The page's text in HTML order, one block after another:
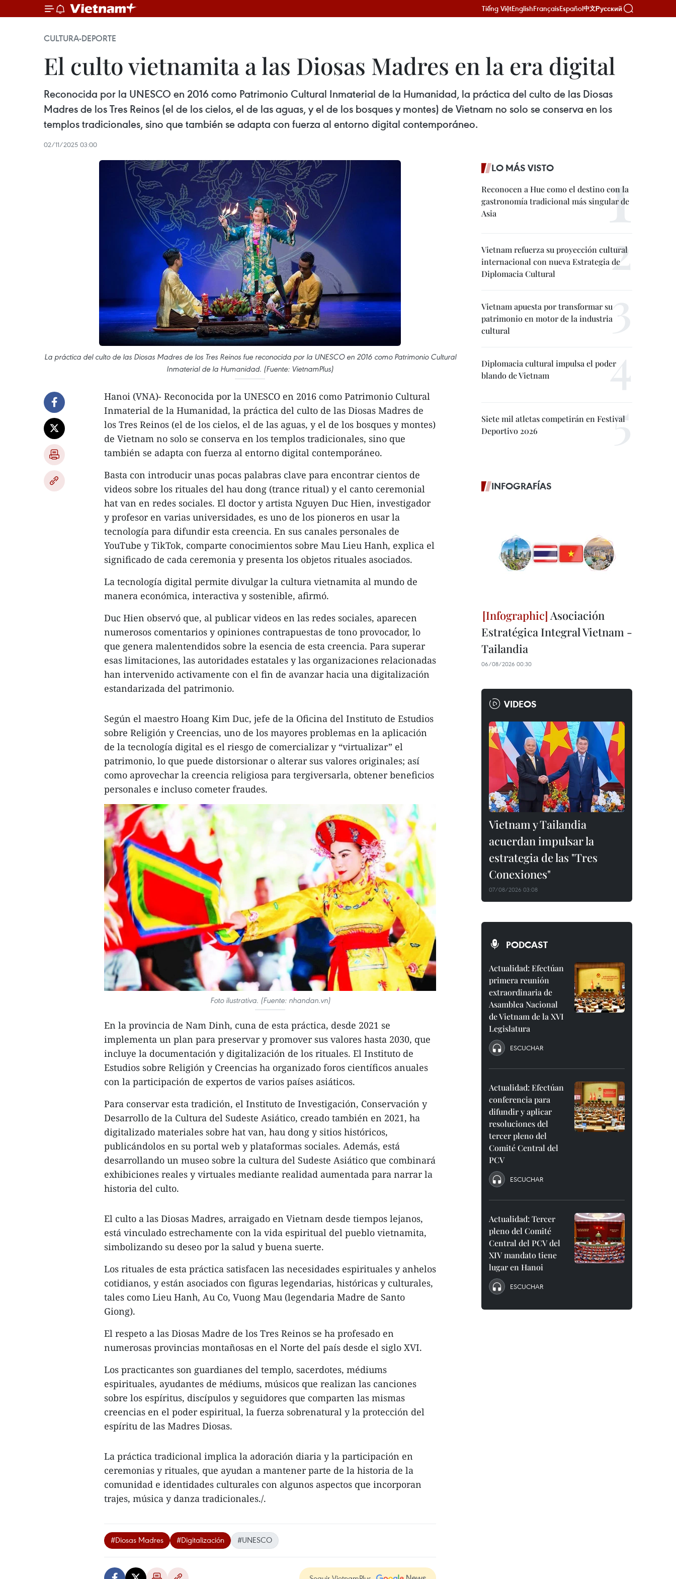
Tiếng ViệtEnglishFrançaisEspañol中文Русский
CULTURA-DEPORTE
El culto vietnamita a las Diosas Madres en la era digital
Reconocida por la UNESCO en 2016 como Patrimonio Cultural Inmaterial de la Humanidad, la práctica del culto de las Diosas
Madres de los Tres Reinos (el de los cielos, el de las aguas, y el de los bosques y montes) de Vietnam no solo se conserva en los
templos tradicionales, sino que también se adapta con fuerza al entorno digital contemporáneo.
02/11/2025 03:00
La práctica del culto de las Diosas Madres de los Tres Reinos fue reconocida por la UNESCO en 2016 como Patrimonio Cultural
Inmaterial de la Humanidad. (Fuente: VietnamPlus)
Hanoi (VNA)- Reconocida por la UNESCO en 2016 como Patrimonio Cultural
Inmaterial de la Humanidad, la práctica del culto de las Diosas Madres de
los Tres Reinos (el de los cielos, el de las aguas, y el de los bosques y montes)
de Vietnam no solo se conserva en los templos tradicionales, sino que
también se adapta con fuerza al entorno digital contemporáneo.
Basta con introducir unas pocas palabras clave para encontrar cientos de
videos sobre los rituales del hau dong (trance ritual) y el canto ceremonial
hat van en redes sociales. El doctor y artista Nguyen Duc Hien, investigador
y profesor en varias universidades, es uno de los pioneros en usar la
tecnología para difundir esta creencia. En sus canales personales de
YouTube y TikTok, comparte conocimientos sobre Mau Lieu Hanh, explica el
significado de cada ceremonia y presenta los objetos rituales asociados.
La tecnología digital permite divulgar la cultura vietnamita al mundo de
manera económica, interactiva y sostenible, afirmó.
Duc Hien observó que, al publicar videos en las redes sociales, aparecen
numerosos comentarios y opiniones contrapuestas de tono provocador, lo
que genera malentendidos sobre la esencia de esta creencia. Para superar
esas limitaciones, las autoridades estatales y las organizaciones relacionadas
han intervenido activamente con el fin de avanzar hacia una digitalización
estandarizada del patrimonio.
Según el maestro Hoang Kim Duc, jefe de la Oficina del Instituto de Estudios
sobre Religión y Creencias, uno de los mayores problemas en la aplicación
de la tecnología digital es el riesgo de comercializar y “virtualizar” el
patrimonio, lo que puede distorsionar o alterar sus valores originales; así
como aprovechar la creencia religiosa para tergiversarla, obtener beneficios
personales e incluso cometer fraudes.
Foto ilustrativa. (Fuente: nhandan.vn)
En la provincia de Nam Dinh, cuna de esta práctica, desde 2021 se
implementa un plan para preservar y promover sus valores hasta 2030, que
incluye la documentación y digitalización de los rituales. El Instituto de
Estudios sobre Religión y Creencias ha organizado foros científicos anuales
con la participación de expertos de varios países asiáticos.
Para conservar esta tradición, el Instituto de Investigación, Conservación y
Desarrollo de la Cultura del Sudeste Asiático, creado también en 2021, ha
digitalizado materiales sobre hat van, hau dong y sitios históricos,
publicándolos en su portal web y plataformas sociales. Además, está
desarrollando un museo sobre la cultura del Sudeste Asiático que combinará
exhibiciones reales y virtuales mediante realidad aumentada para narrar la
historia del culto.
El culto a las Diosas Madres, arraigado en Vietnam desde tiempos lejanos,
está vinculado estrechamente con la vida espiritual del pueblo vietnamita,
simbolizando su deseo por la salud y buena suerte.
Los rituales de esta práctica satisfacen las necesidades espirituales y anhelos
cotidianos, y están asociados con figuras legendarias, históricas y culturales,
tales como Lieu Hanh, Au Co, Vuong Mau (legendaria Madre de Santo
Giong).
El respeto a las Diosas Madre de los Tres Reinos se ha profesado en
numerosas provincias montañosas en el Norte del país desde el siglo XVI.
Los practicantes son guardianes del templo, sacerdotes, médiums
espirituales, ayudantes de médiums, músicos que realizan las canciones
sobre los espíritus, discípulos y seguidores que comparten las mismas
creencias en el poder espiritual, la fuerza sobrenatural y la protección del
espíritu de las Madres Diosas.
La práctica tradicional implica la adoración diaria y la participación en
ceremonias y rituales, que ayudan a mantener parte de la historia de la
comunidad e identidades culturales con algunos aspectos que incorporan
trajes, música y danza tradicionales./.
#Diosas Madres #Digitalización #UNESCO
LO MÁS VISTO
Reconocen a Hue como el destino con la
gastronomía tradicional más singular de
Asia
Vietnam refuerza su proyección cultural
internacional con nueva Estrategia de
Diplomacia Cultural
Vietnam apuesta por transformar su
patrimonio en motor de la industria
cultural
Diplomacia cultural impulsa el poder
blando de Vietnam
Siete mil atletas competirán en Festival
Deportivo 2026
INFOGRAFÍAS
Asociación
Estratégica Integral Vietnam -
Tailandia
06/08/2026 00:30
VIDEOS
Vietnam y Tailandia
acuerdan impulsar la
estrategia de las "Tres
Conexiones"
07/08/2026 03:08
PODCAST
Actualidad: Efectúan
primera reunión
extraordinaria de
Asamblea Nacional
de Vietnam de la XVI
Legislatura
ESCUCHAR
Actualidad: Efectúan
conferencia para
difundir y aplicar
resoluciones del
tercer pleno del
Comité Central del
PCV
ESCUCHAR
Actualidad: Tercer
pleno del Comité
Central del PCV del
XIV mandato tiene
lugar en Hanoi
ESCUCHAR